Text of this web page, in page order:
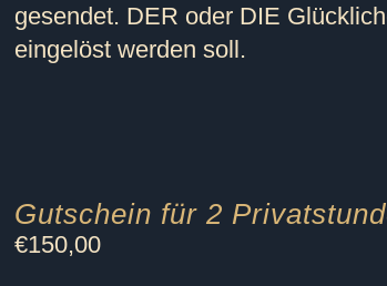
gesendet. DER oder DIE
eingelöst werden soll.
Gutschein für 2
€150,00